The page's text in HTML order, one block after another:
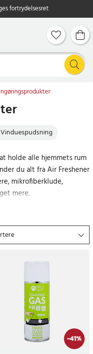
fortrydelsesret
Vinduespudsning
holde alle hjemmets rum
du alt fra Air Freshener
mikrofiberklude,
mere.
prisgaranti, 365 dages
Gør et kup og bestil
-41%